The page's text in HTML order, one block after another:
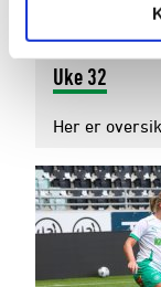
03. august 2026
Uke 32
Her er